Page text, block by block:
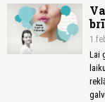
Lai